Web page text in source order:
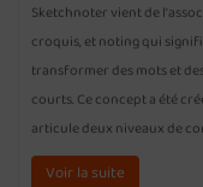
Sketchnoter vient de
croquis, et noting qui
transformer des mots et
courts. Ce concept a été
articule deux niveaux de
Voir la suite